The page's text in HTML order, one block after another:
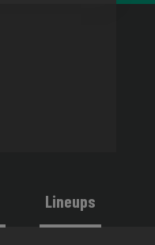
Lineups